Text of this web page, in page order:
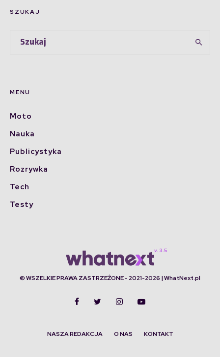
SZUKAJ
MENU
Moto
Nauka
Publicystyka
Rozrywka
Tech
Testy
© WSZELKIE PRAWA ZASTRZEŻONE - 2021-2026 | WhatNext.pl
NASZA REDAKCJA O NAS KONTAKT